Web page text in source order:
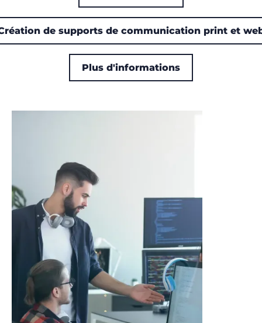
de supports de communication print et
Plus d'informations